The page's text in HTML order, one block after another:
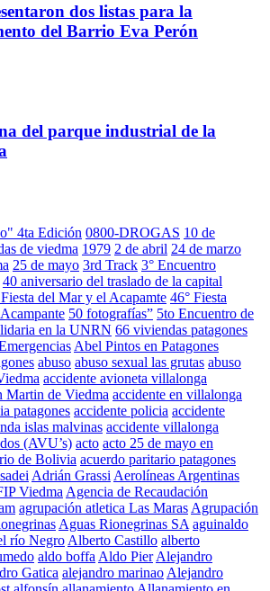
dos listas para la
del Barrio Eva Perón
del parque industrial de la
4ta Edición 0800-DROGAS 10 de
de viedma 1979 2 de abril 24 de marzo
25 de mayo 3rd Track 3° Encuentro
40 aniversario del traslado de la capital
del Mar y el Acapamte 46° Fiesta
50 fotografías” 5to Encuentro de
en la UNRN 66 viviendas patagones
Abel Pintos en Patagones
abuso abuso sexual las grutas abuso
accidente avioneta villalonga
Martin de Viedma accidente en villalonga
patagones accidente policia accidente
islas malvinas accidente villalonga
(AVU’s) acto acto 25 de mayo en
de Bolivia acuerdo paritario patagones
Adrián Grassi Aerolíneas Argentinas
Viedma Agencia de Recaudación
agrupación atletica Las Maras Agrupación
Aguas Rionegrinas SA aguinaldo
río Negro Alberto Castillo alberto
aldo boffa Aldo Pier Alejandro
Gatica alejandro marinao Alejandro